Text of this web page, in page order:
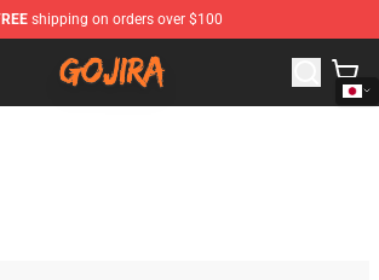
shipping on orders over $100
Official Gojira Merchandise Store